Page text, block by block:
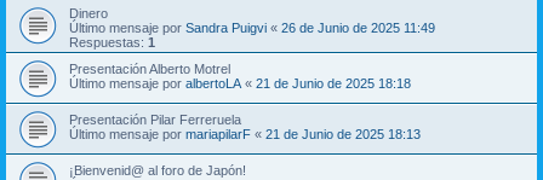
Dinero
Último mensaje por Sandra Puigvi « 26 de Junio de 2025 11:49
Respuestas: 1
Presentación Alberto Motrel
Último mensaje por albertoLA « 21 de Junio de 2025 18:18
Presentación Pilar Ferreruela
Último mensaje por mariapilarF « 21 de Junio de 2025 18:13
¡Bienvenid@ al foro de Japón!